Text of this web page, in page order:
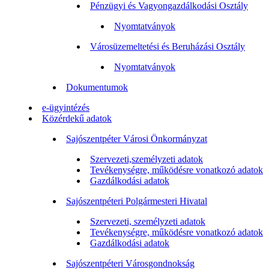
Pénzügyi és Vagyongazdálkodási Osztály
Nyomtatványok
Városüzemeltetési és Beruházási Osztály
Nyomtatványok
Dokumentumok
e-ügyintézés
Közérdekű adatok
Sajószentpéter Városi Önkormányzat
Szervezeti,személyzeti adatok
Tevékenységre, működésre vonatkozó adatok
Gazdálkodási adatok
Sajószentpéteri Polgármesteri Hivatal
Szervezeti, személyzeti adatok
Tevékenységre, működésre vonatkozó adatok
Gazdálkodási adatok
Sajószentpéteri Városgondnokság